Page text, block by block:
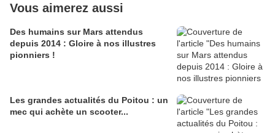
Vous aimerez aussi
Des humains sur Mars attendus
depuis 2014 : Gloire à nos illustres
pionniers !
Les grandes actualités du Poitou : un
mec qui achète un scooter...